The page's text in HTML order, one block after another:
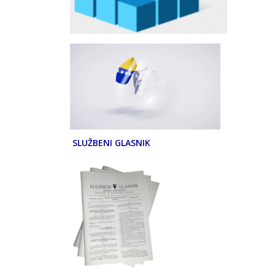
SLUŽBENI GLASNIK